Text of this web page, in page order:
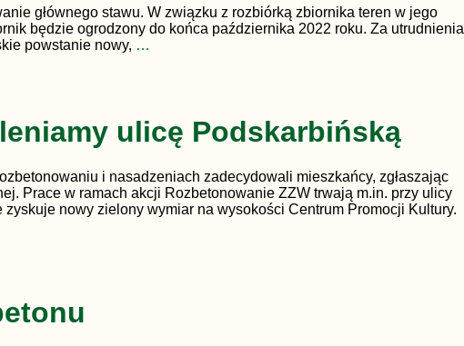
głównego stawu. W związku z rozbiórką zbiornika teren w jego
będzie ogrodzony do końca października 2022 roku. Za utrudnienia
powstanie nowy, …
ulicę Podskarbińską
i nasadzeniach zadecydowali mieszkańcy, zgłaszając
Prace w ramach akcji Rozbetonowanie ZZW trwają m.in. przy ulicy
nowy zielony wymiar na wysokości Centrum Promocji Kultury.